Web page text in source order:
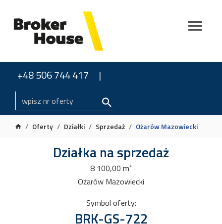
+48 506 744 417
Oferty Działki Sprzedaż Ożarów Mazowiecki
Działka na sprzedaż
8 100,00 m²
Ożarów Mazowiecki
Symbol oferty:
BRK-GS-722